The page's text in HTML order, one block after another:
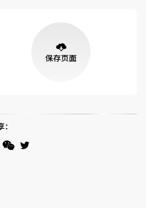
保存页面
：